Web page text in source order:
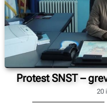
Protest SNST –
20